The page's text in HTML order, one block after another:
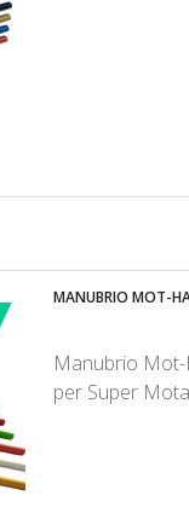
MANUBRIO MOT-
Manubrio Mot-
per Super